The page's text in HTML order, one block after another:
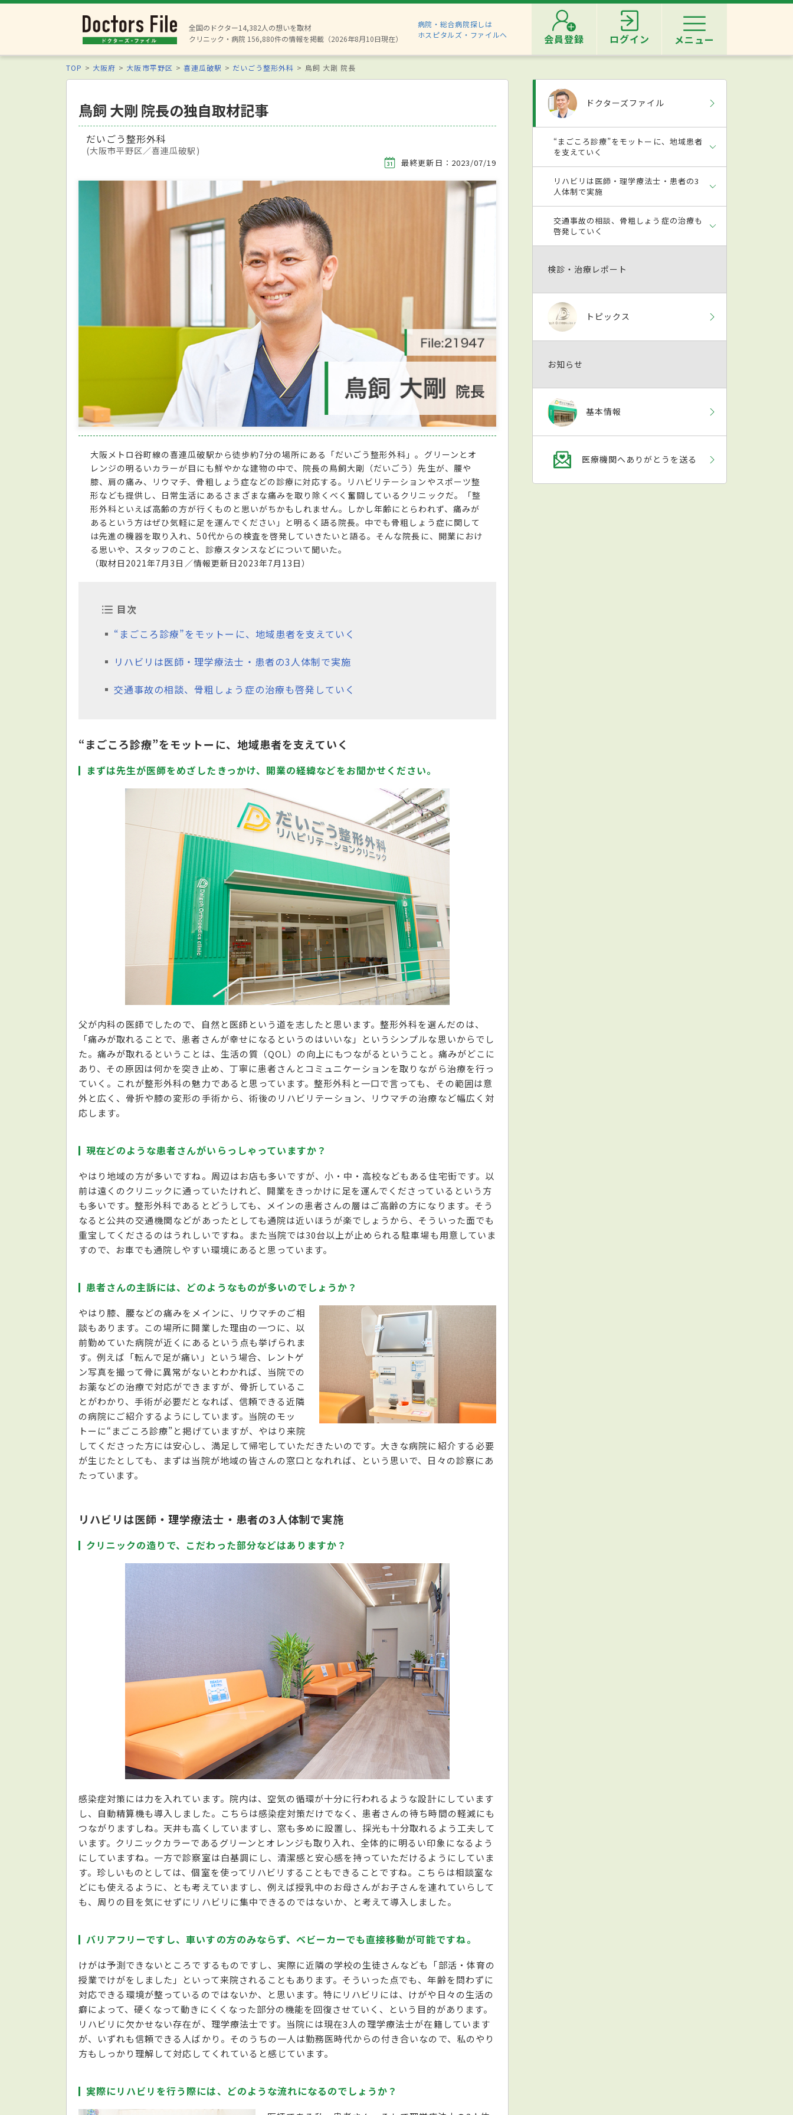
全国のドクター14,382人の想いを取材
クリニック・病院 156,880件の情報を掲載（2026年8月10日現在）
病院・総合病院探しは
ホスピタルズ・ファイルへ
会員登録 ログイン メニュー
TOP 大阪府 大阪市平野区 喜連瓜破駅 だいごう整形外科 鳥飼 大剛 院長
鳥飼 大剛 院長の独自取材記事
だいごう整形外科
(大阪市平野区／喜連瓜破駅)
最終更新日：2023/07/19
大阪メトロ谷町線の喜連瓜破駅から徒歩約7分の場所にある「だいごう整形外科」。グリーンとオ
レンジの明るいカラーが目にも鮮やかな建物の中で、院長の鳥飼大剛（だいごう）先生が、腰や
膝、肩の痛み、リウマチ、骨粗しょう症などの診療に対応する。リハビリテーションやスポーツ整
形なども提供し、日常生活にあるさまざまな痛みを取り除くべく奮闘しているクリニックだ。「整
形外科といえば高齢の方が行くものと思いがちかもしれません。しかし年齢にとらわれず、痛みが
あるという方はぜひ気軽に足を運んでください」と明るく語る院長。中でも骨粗しょう症に関して
は先進の機器を取り入れ、50代からの検査を啓発していきたいと語る。そんな院長に、開業におけ
る思いや、スタッフのこと、診療スタンスなどについて聞いた。
（取材日2021年7月3日／情報更新日2023年7月13日）
目次
“まごころ診療”をモットーに、地域患者を支えていく
リハビリは医師・理学療法士・患者の3人体制で実施
交通事故の相談、骨粗しょう症の治療も啓発していく
“まごころ診療”をモットーに、地域患者を支えていく
まずは先生が医師をめざしたきっかけ、開業の経緯などをお聞かせください。
父が内科の医師でしたので、自然と医師という道を志したと思います。整形外科を選んだのは、
「痛みが取れることで、患者さんが幸せになるというのはいいな」というシンプルな思いからでし
た。痛みが取れるということは、生活の質（QOL）の向上にもつながるということ。痛みがどこに
あり、その原因は何かを突き止め、丁寧に患者さんとコミュニケーションを取りながら治療を行っ
ていく。これが整形外科の魅力であると思っています。整形外科と一口で言っても、その範囲は意
外と広く、骨折や膝の変形の手術から、術後のリハビリテーション、リウマチの治療など幅広く対
応します。
現在どのような患者さんがいらっしゃっていますか？
やはり地域の方が多いですね。周辺はお店も多いですが、小・中・高校などもある住宅街です。以
前は遠くのクリニックに通っていたけれど、開業をきっかけに足を運んでくださっているという方
も多いです。整形外科であるとどうしても、メインの患者さんの層はご高齢の方になります。そう
なると公共の交通機関などがあったとしても通院は近いほうが楽でしょうから、そういった面でも
重宝してくださるのはうれしいですね。また当院では30台以上が止められる駐車場も用意していま
すので、お車でも通院しやすい環境にあると思っています。
患者さんの主訴には、どのようなものが多いのでしょうか？
やはり膝、腰などの痛みをメインに、リウマチのご相
談もあります。この場所に開業した理由の一つに、以
前勤めていた病院が近くにあるという点も挙げられま
す。例えば「転んで足が痛い」という場合、レントゲ
ン写真を撮って骨に異常がないとわかれば、当院での
お薬などの治療で対応ができますが、骨折しているこ
とがわかり、手術が必要だとなれば、信頼できる近隣
の病院にご紹介するようにしています。当院のモッ
トーに“まごころ診療”と掲げていますが、やはり来院
してくださった方には安心し、満足して帰宅していただきたいのです。大きな病院に紹介する必要
が生じたとしても、まずは当院が地域の皆さんの窓口となれれば、という思いで、日々の診察にあ
たっています。
リハビリは医師・理学療法士・患者の3人体制で実施
クリニックの造りで、こだわった部分などはありますか？
感染症対策には力を入れています。院内は、空気の循環が十分に行われるような設計にしています
し、自動精算機も導入しました。こちらは感染症対策だけでなく、患者さんの待ち時間の軽減にも
つながりますしね。天井も高くしていますし、窓も多めに設置し、採光も十分取れるよう工夫して
います。クリニックカラーであるグリーンとオレンジも取り入れ、全体的に明るい印象になるよう
にしていますね。一方で診察室は白基調にし、清潔感と安心感を持っていただけるようにしていま
す。珍しいものとしては、個室を使ってリハビリすることもできることですね。こちらは相談室な
どにも使えるように、とも考えていますし、例えば授乳中のお母さんがお子さんを連れていらして
も、周りの目を気にせずにリハビリに集中できるのではないか、と考えて導入しました。
バリアフリーですし、車いすの方のみならず、ベビーカーでも直接移動が可能ですね。
けがは予測できないところでするものですし、実際に近隣の学校の生徒さんなども「部活・体育の
授業でけがをしました」といって来院されることもあります。そういった点でも、年齢を問わずに
対応できる環境が整っているのではないか、と思います。特にリハビリには、けがや日々の生活の
癖によって、硬くなって動きにくくなった部分の機能を回復させていく、という目的があります。
リハビリに欠かせない存在が、理学療法士です。当院には現在3人の理学療法士が在籍しています
が、いずれも信頼できる人ばかり。そのうちの一人は勤務医時代からの付き合いなので、私のやり
方もしっかり理解して対応してくれていると感じています。
実際にリハビリを行う際には、どのような流れになるのでしょうか？
ドクターズファイル
“まごころ診療”をモットーに、地域患者
を支えていく
リハビリは医師・理学療法士・患者の3
人体制で実施
交通事故の相談、骨粗しょう症の治療も
啓発していく
検診・治療レポート
トピックス
お知らせ
基本情報
医療機関へありがとうを送る